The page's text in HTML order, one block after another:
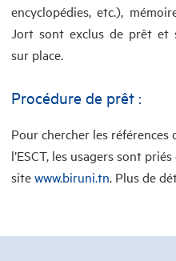
encyclopédies, etc.),
Jort sont exclus de prêt et
sur place.
Procédure de prêt :
Pour chercher les
l’ESCT, les usagers sont
sitewww.biruni.tn. Plus de